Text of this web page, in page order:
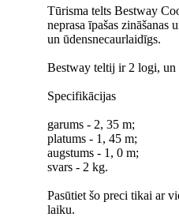
Tūrisma telts Bestway
neprasa īpašas
un ūdensnecaurlaidīgs.
Bestway teltij ir 2 logi, un
Specifikācijas
garums - 2, 35 m;
platums - 1, 45 m;
augstums - 1, 0 m;
svars - 2 kg.
Pasūtiet šo preci tikai ar
laiku.